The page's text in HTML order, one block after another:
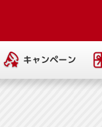
キャンペーン